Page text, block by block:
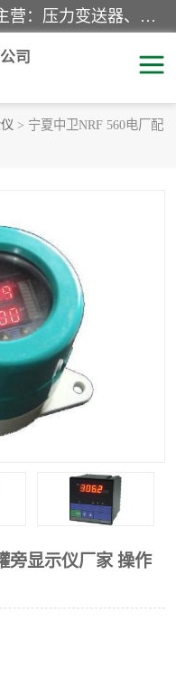
河南新瑞普测控技术有限公司主营：压力变送器、液位变送器、差压变送器、雷达料位计、电容物位计、温度显示控制仪表、电量变送器、流量计、工业自动化系统成套设备。
司
> 宁夏中卫NRF 560电厂配
旁显示仪厂家 操作
达料位计
旁显示仪
度传感器变送器
电容物位计
量变送器